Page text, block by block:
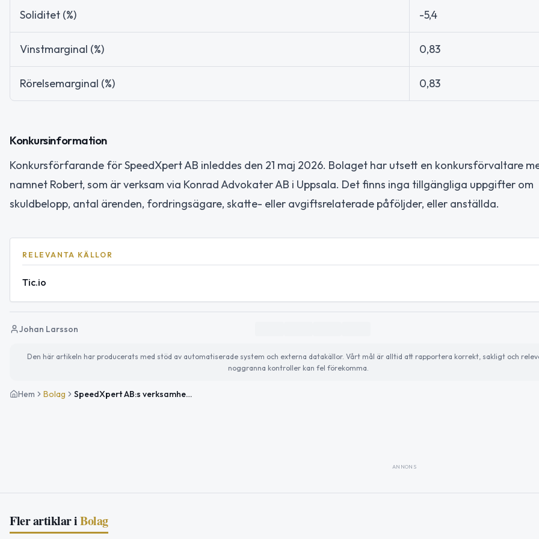
Soliditet (%) -5,4
Vinstmarginal (%) 0,83
Rörelsemarginal (%) 0,83
Konkursinformation
Konkursförfarande för SpeedXpert AB inleddes den 21 maj 2026. Bolaget har utsett en konkursförvaltare
namnet Robert, som är verksam via Konrad Advokater AB i Uppsala. Det finns inga tillgängliga uppgifter om
skuldbelopp, antal ärenden, fordringsägare, skatte- eller avgiftsrelaterade påföljder, eller anställda.
RELEVANTA KÄLLOR
Tic.io
Johan Larsson
Den här artikeln har producerats med stöd av automatiserade system och externa datakällor. Vårt mål är alltid att rapportera korrekt, sakligt och
noggranna kontroller kan fel förekomma.
Hem Bolag SpeedXpert AB:s verksamhet och konkurs
ANNONS
Fler artiklar iBolag